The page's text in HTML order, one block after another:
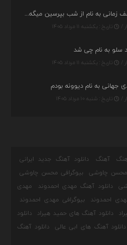
دانلود آهنگ یوسف زمانی به نام از شب بپرسین میگه چه روزگاری دارم
تاریخ : یکشنبه ۱۱ مرداد ۱۴۰۵
سلو به نام چی شد
تاریخ : یکشنبه ۱۱ مرداد ۱۴۰۵
جهانی به نام دیوونه بودم
تاریخ : شنبه ۱۰ مرداد ۱۴۰۵
آهنگ
دانلود آهنگ جدید ایرانی
محسن چاوشی
بیوگرافی محسن چاوشی
دانلود آهنگ مهدی احمدوند
مهدی
احمدوند
بیوگرافی مهدی احمدوند
دانلود آهنگ های حمید هیراد
دانلود
دانلود آهنگ های ابی عالی
دانلود آهنگ